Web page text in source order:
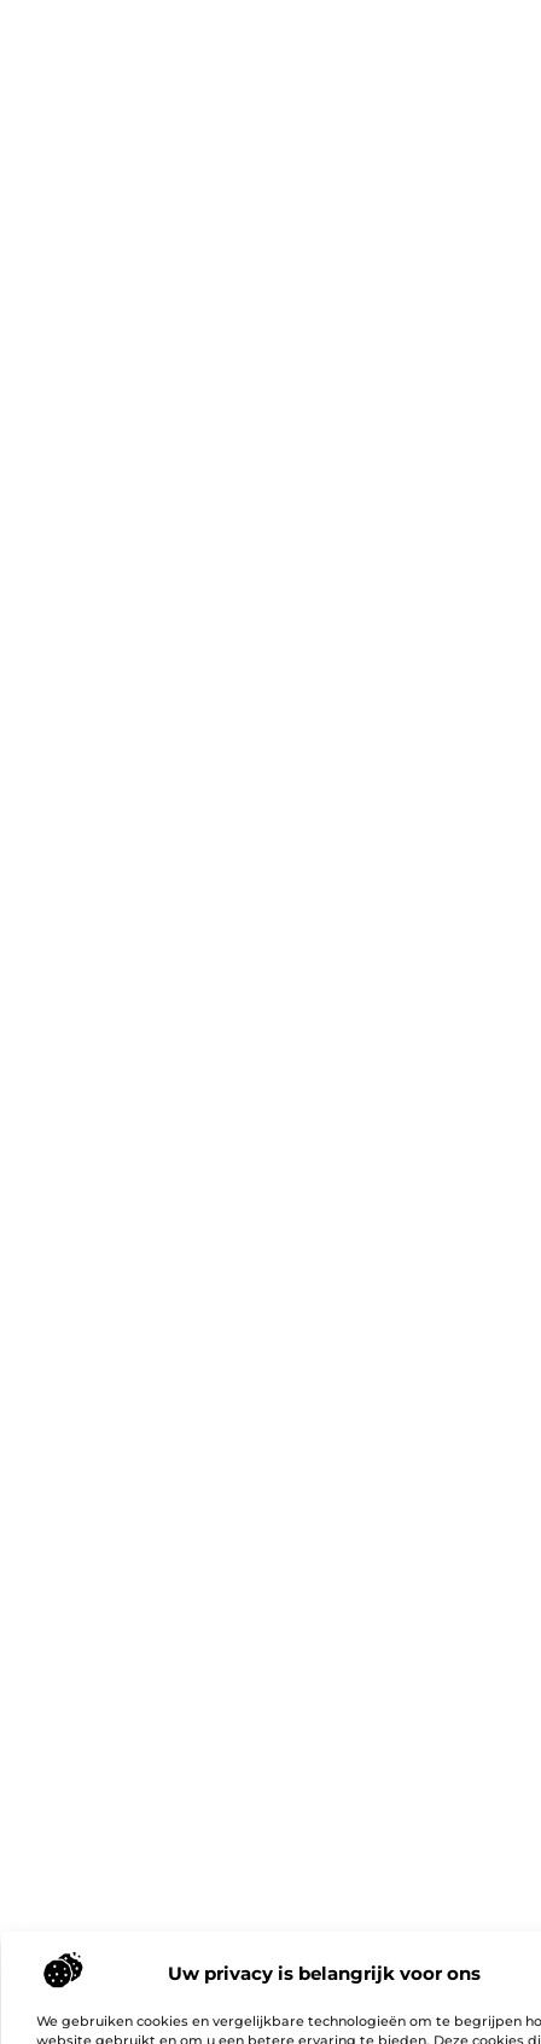
Uw privacy is belangrijk voor ons
We gebruiken cookies en vergelijkbare technologieën om te begrijpen
website gebruikt en om u een betere ervaring te bieden. Deze cookies